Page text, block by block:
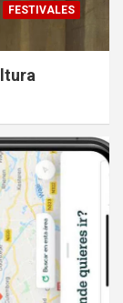
FESTIVALES